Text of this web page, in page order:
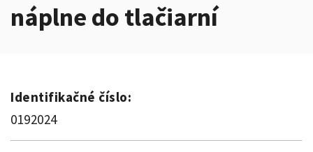
náplne do tlačiarní
Identifikačné číslo:
0192024